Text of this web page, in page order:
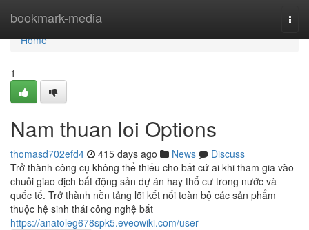
bookmark-media
Home
Home
1
Nam thuan loi Options
thomasd702efd4 415 days ago News
Discuss
Trở thành công cụ không thể thiếu cho bất cứ ai khi tham gia vào
chuỗi giao dịch bất động sản dự án hay thổ cư trong nước và
quốc tế. Trở thành nền tảng lõi kết nối toàn bộ các sản phẩm
thuộc hệ sinh thái công nghệ bất
https://anatoleg678spk5.eveowiki.com/user